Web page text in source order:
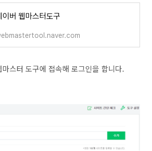
이버 웹마스터도구
스터 도구에 접속해 로그인을 합니다.